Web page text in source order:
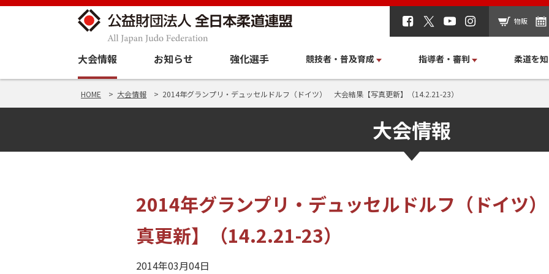
物販
大会情報 お知らせ 強化選手 競技者・普及育成 指導者・審判 柔道を
HOME 大会情報 2014年グランプリ・デュッセルドルフ（ドイツ） 大会結果【写真更新】（14.2.21-23）
大会情報
2014年グランプリ・デュッセルドルフ（ドイツ
真更新】（14.2.21-23）
2014年03月04日